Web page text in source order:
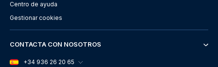
Centro de ayuda
Gestionar cookies
CONTACTA CON NOSOTROS
+34 936 26 20 65